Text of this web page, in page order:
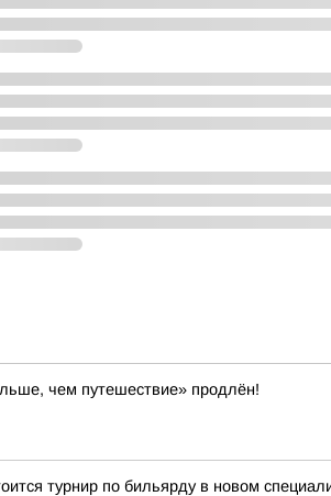
чем путешествие» продлён!
турнир по бильярду в новом